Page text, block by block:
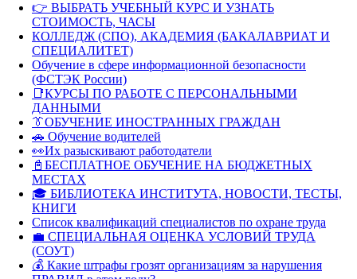
👉 ВЫБРАТЬ УЧЕБНЫЙ КУРС И УЗНАТЬ
СТОИМОСТЬ, ЧАСЫ
КОЛЛЕДЖ (СПО), АКАДЕМИЯ (БАКАЛАВРИАТ И
СПЕЦИАЛИТЕТ)
Обучение в сфере информационной безопасности
(ФСТЭК России)
📑КУРСЫ ПО РАБОТЕ С ПЕРСОНАЛЬНЫМИ
ДАННЫМИ
👔ОБУЧЕНИЕ ИНОСТРАННЫХ ГРАЖДАН
🚗 Обучение водителей
👀Их разыскивают работодатели
📓БЕСПЛАТНОЕ ОБУЧЕНИЕ НА БЮДЖЕТНЫХ
МЕСТАХ
🎓 БИБЛИОТЕКА ИНСТИТУТА, НОВОСТИ, ТЕСТЫ,
КНИГИ
Список квалификаций специалистов по охране труда
💼 СПЕЦИАЛЬНАЯ ОЦЕНКА УСЛОВИЙ ТРУДА
(СОУТ)
💰 Какие штрафы грозят организациям за нарушения